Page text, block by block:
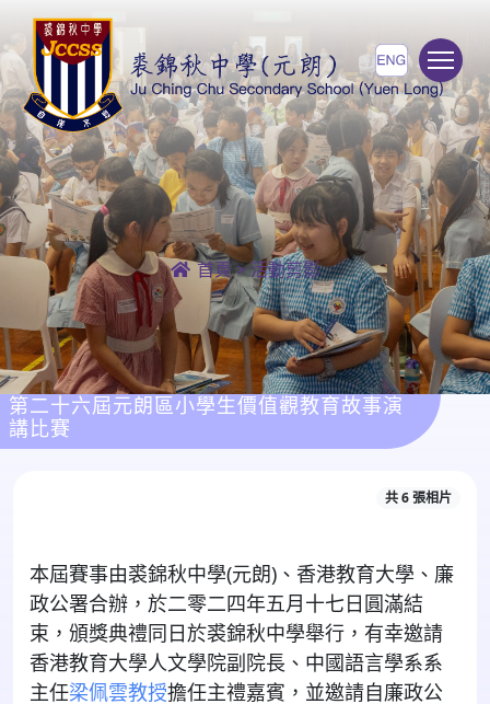
首頁>活動剪影
第二十六屆元朗區小學生價值觀教育故事演
講比賽
共 6 張相片
本屆賽事由裘錦秋中學(元朗) 、香港教育大學、廉
政公署合辦，於二零二四年五月十七日圓滿結
束，頒獎典禮同日於裘錦秋中學舉行，有幸邀請
香港教育大學人文學院副院長、中國語言學系系
主任梁佩雲教授擔任主禮嘉賓，並邀請自廉政公